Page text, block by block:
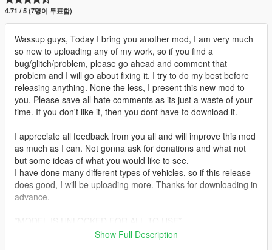
4.71 / 5 (7명이 투표함)
Wassup guys, Today I bring you another mod, I am very much
so new to uploading any of my work, so if you find a
bug/glitch/problem, please go ahead and comment that
problem and I will go about fixing it. I try to do my best before
releasing anything. None the less, I present this new mod to
you. Please save all hate comments as its just a waste of your
time. If you don't like it, then you dont have to download it.
I appreciate all feedback from you all and will improve this mod
as much as I can. Not gonna ask for donations and what not
but some ideas of what you would like to see.
I have done many different types of vehicles, so if this release
does good, I will be uploading more. Thanks for downloading in
advance.
Show Full Description